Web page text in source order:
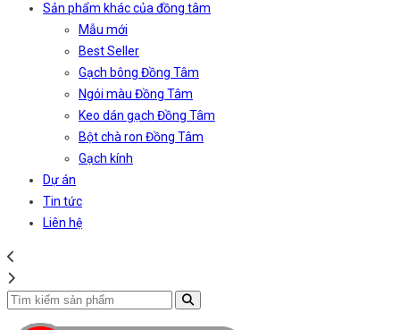
Sản phẩm khác của đồng tâm
Mẫu mới
Best Seller
Gạch bông Đồng Tâm
Ngói màu Đồng Tâm
Keo dán gạch Đồng Tâm
Bột chà ron Đồng Tâm
Gạch kính
Dự án
Tin tức
Liên hệ